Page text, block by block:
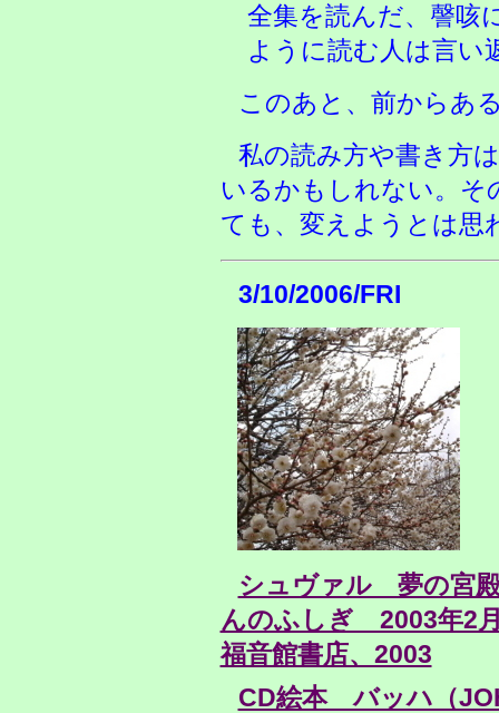
全集を読んだ、謦咳
ように読む人は言い
このあと、前からあ
私の読み方や書き方
いるかもしれない。そ
ても、変えようとは思
3/10/2006/FRI
シュヴァル 夢の宮
んのふしぎ 2003年2
福音館書店、2003
CD絵本 バッハ（